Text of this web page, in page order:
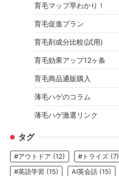
育毛マップ早わかり！
育毛促進プラン
育毛剤成分比較(試用)
育毛効果アップ12ヶ条
育毛商品通販購入
薄毛ハゲのコラム
薄毛ハゲ激選リンク
タグ
#アウトドア (12) #トライズ (7)
#英語学習 (15) AI英会話 (15)